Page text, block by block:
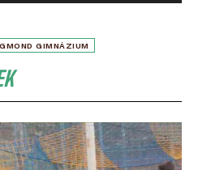
GIMNÁZIUM